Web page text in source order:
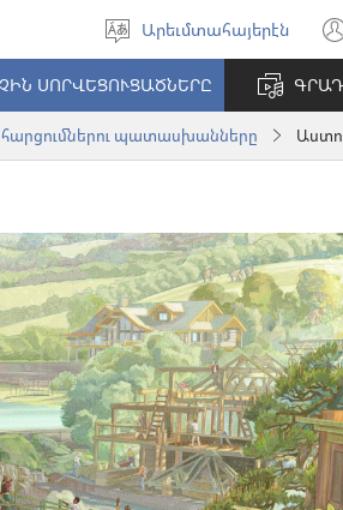
Ընտրել
լեզուն
Արեւմտահայերէն
ՍՈՐՎԵՑՈՒՑԱԾՆԵՐԸ
պատասխանները